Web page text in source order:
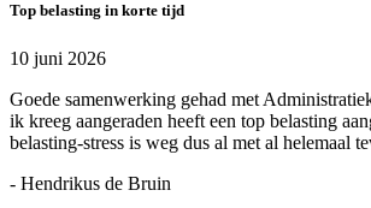
Top belasting in korte tijd
10 juni 2026
Goede samenwerking gehad met
ik kreeg aangeraden heeft een top belasting
belasting-stress is weg dus al met al helemaal
- Hendrikus de Bruin